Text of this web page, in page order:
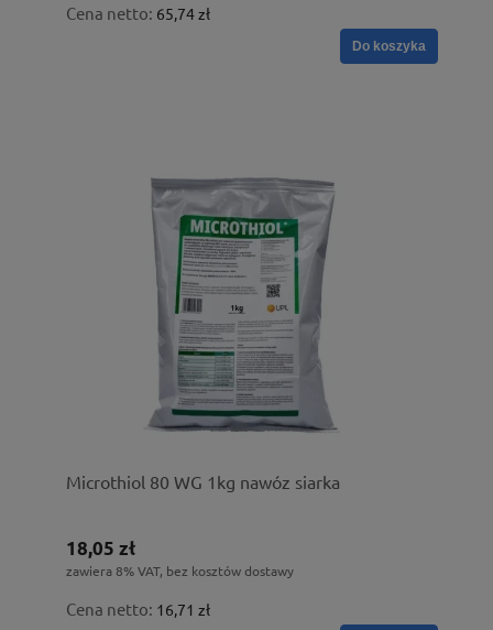
Cena netto: 65,74 zł
Do koszyka
Microthiol 80 WG 1kg nawóz siarka
18,05 zł
zawiera 8% VAT, bez kosztów dostawy
Cena netto: 16,71 zł